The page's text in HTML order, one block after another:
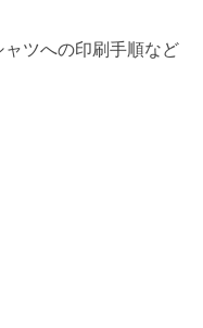
ツへの印刷手順など